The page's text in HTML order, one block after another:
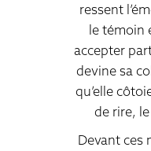
ressent
le témoin
accepter
devine sa
qu’elle
de rire,
Devant ces